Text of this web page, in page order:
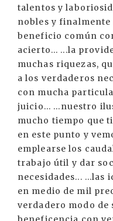
talentos y
nobles y
beneficio común
acierto... ...la
muchas riquezas,
a los verdaderos
con mucha
juicio... ...nuestro
mucho tiempo que
en este punto y
emplearse los
trabajo útil y dar
necesidades... ...las
en medio de mil
verdadero modo de